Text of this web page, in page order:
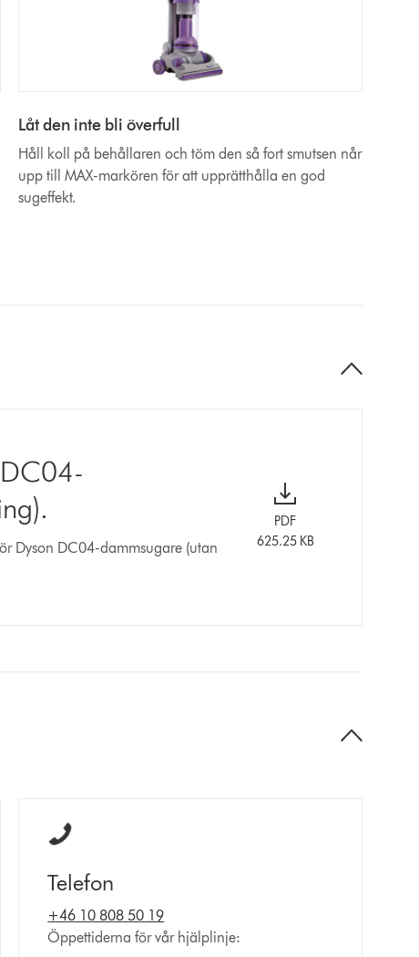
Låt den inte bli överfull
Håll koll på behållaren och töm den så fort smutsen når
upp till MAX-markören för att upprätthålla en god
sugeffekt.
Dyson DC04-dammsugare (utan
PDF
625.25 KB
Telefon
+46 10 808 50 19
Öppettiderna för vår hjälplinje: